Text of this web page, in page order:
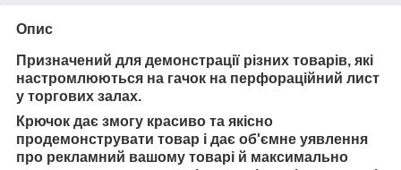
Опис
Призначений для демонстрації різних товарів, які
настромлюються на гачок на перфораційний лист
у торгових залах.
Крючок дає змогу красиво та якісно
продемонструвати товар і дає об'ємне уявлення
про рекламний вашому товарі й максимально